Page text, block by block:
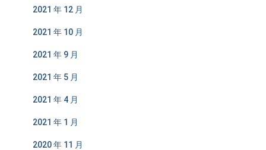
2021 年 12 月
2021 年 10 月
2021 年 9 月
2021 年 5 月
2021 年 4 月
2021 年 1 月
2020 年 11 月